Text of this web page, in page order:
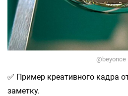
@beyonce
✅ Пример креативного кадра
заметку.